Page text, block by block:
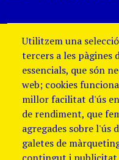
Utilitzem una
tercers a les pàgines
essencials, que són
web; cookies
millor facilitat d'ús
de rendiment, que
agregades sobre l'ús
galetes de